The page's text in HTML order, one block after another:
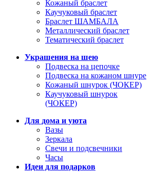
Кожаный браслет
Каучуковый браслет
Браслет ШАМБАЛА
Металлический браслет
Тематический браслет
Украшения на шею
Подвеска на цепочке
Подвеска на кожаном шнуре
Кожаный шнурок (ЧОКЕР)
Каучуковый шнурок
(ЧОКЕР)
Для дома и уюта
Вазы
Зеркала
Свечи и подсвечники
Часы
Идеи для подарков